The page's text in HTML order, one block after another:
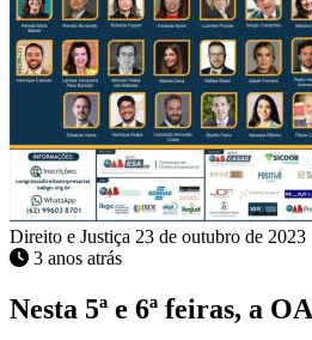
Direito e Justiça 23 de outubro de 2023
3 anos atrás
Nesta 5ª e 6ª feiras, a